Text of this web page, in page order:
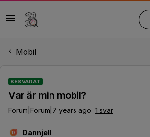
Mobil
BESVARAT
Var är min mobil?
Forum|Forum|7 years ago 1 svar
D Dannjell